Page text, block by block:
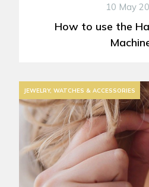
10 May
How to use the
JEWELRY, WATCHES & ACCESSORIES